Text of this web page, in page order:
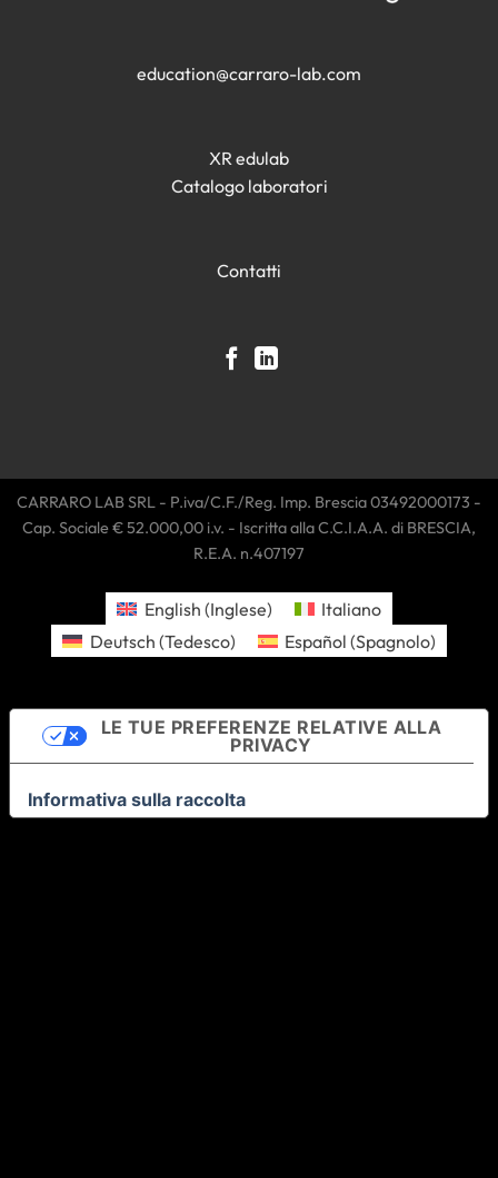
education@carraro-lab.com
XR edulab
Catalogo laboratori
Contatti
CARRARO LAB SRL - P.iva/C.F./Reg. Imp. Brescia 03492000173 -
Cap. Sociale € 52.000,00 i.v. - Iscritta alla C.C.I.A.A. di BRESCIA,
R.E.A. n.407197
English (Inglese)
Italiano
Deutsch (Tedesco) Español (Spagnolo)
Informativa sulla raccolta
LE TUE PREFERENZE RELATIVE ALLA
PRIVACY